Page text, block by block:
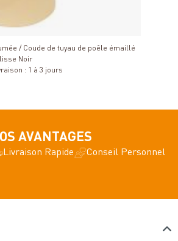
Détails
/ Coude de tuyau de poêle émaillé
lisse Noir
: 1 à 3 jours
AVANTAGES
Livraison Rapide Conseil Personnel